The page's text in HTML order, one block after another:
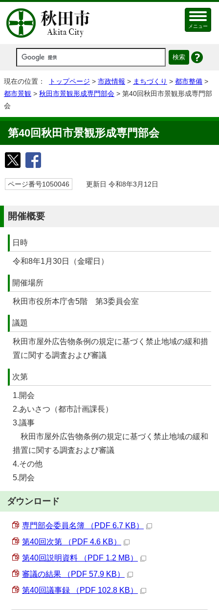
メニュー
現在の位置： トップページ > 市政情報 > まちづくり > 都市整備 >
都市景観 > 秋田市景観形成専門部会 > 第40回秋田市景観形成専門部
会
第40回秋田市景観形成専門部会
ページ番号1050046 更新日 令和8年3月12日
開催概要
日時
令和8年1月30日（金曜日）
開催場所
秋田市役所本庁舎5階 第3委員会室
議題
秋田市屋外広告物条例の規定に基づく禁止地域の緩和措
置に関する調査および審議
次第
1.開会
2.あいさつ（都市計画課長）
3.議事
秋田市屋外広告物条例の規定に基づく禁止地域の緩和
措置に関する調査および審議
4.その他
5.閉会
ダウンロード
専門部会委員名簿 （PDF 6.7 KB）
第40回次第 （PDF 4.6 KB）
第40回説明資料 （PDF 1.2 MB）
審議の結果 （PDF 57.9 KB）
第40回議事録 （PDF 102.8 KB）